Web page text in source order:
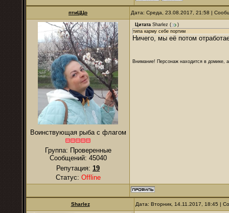
птиЦЦо Дата: Среда, 23.08.2017, 21:58 |
Воинствующая рыба с флагом
Группа: Проверенные
Сообщений: 45040
Репутация: 19
Статус: Offline
Цитата Sharlez (
)
типа карму себе портим
Ничего, мы её потом
Внимание! Персонаж находится в домике,
Sharlez Дата: Вторник, 14.11.2017, 18:45 |